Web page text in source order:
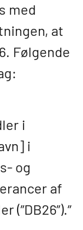
med
at
Følgende
i
i
og
af
(”DB26”).”